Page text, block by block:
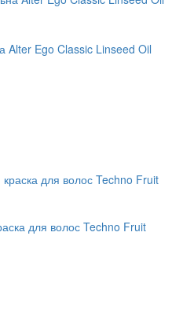
Ego Classic Linseed Oil
для волос Techno Fruit